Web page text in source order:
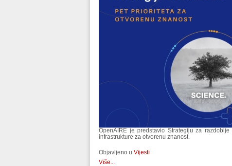
OpenAIRE je predstavio Strategiju za
infrastrukture za otvorenu znanost.
Objavljeno u Vijesti
Više...